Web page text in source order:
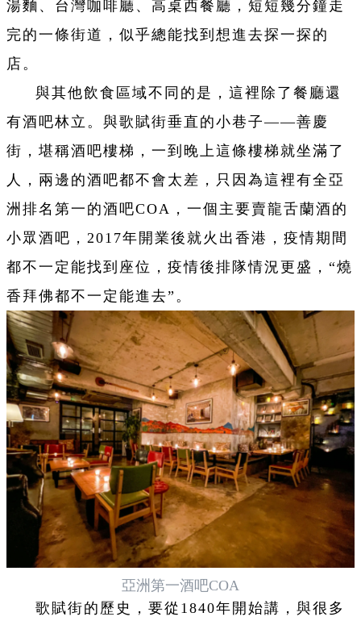
湯麵、台灣咖啡廳、高桌西餐廳，短短幾分鐘走
完的一條街道，似乎總能找到想進去探一探的
店。
與其他飲食區域不同的是，這裡除了餐廳還
有酒吧林立。與歌賦街垂直的小巷子——善慶
街，堪稱酒吧樓梯，一到晚上這條樓梯就坐滿了
人，兩邊的酒吧都不會太差，只因為這裡有全亞
洲排名第一的酒吧COA，一個主要賣龍舌蘭酒的
小眾酒吧，2017年開業後就火出香港，疫情期間
都不一定能找到座位，疫情後排隊情況更盛，“燒
香拜佛都不一定能進去”。
亞洲第一酒吧COA
歌賦街的歷史，要從1840年開始講，與很多